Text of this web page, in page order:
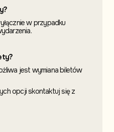
w przypadku
jest wymiana biletów
opcji skontaktujsię z